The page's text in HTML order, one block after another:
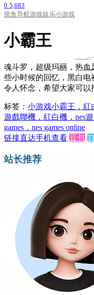
0 5,683
摸鱼导航游戏娱乐小游戏
小霸王
魂斗罗，超级玛丽，热
些小时候的回忆，黑白
令人怀念，希望大家可以
标签： 小游戏小霸王，紅
遊戲聯機，紅白機，nes
games，nes games online
链接直达手机查看 豆包
站长推荐